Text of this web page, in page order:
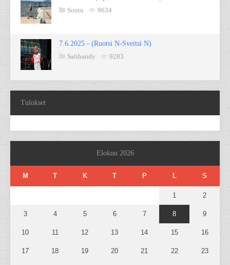
Soutu
9634
7.6.2025 - (Ruotsi N-Sveitsi N)
Salibandy
9283
Tulokset
Elokuu 2026
M T K T P L S
1 2
3 4 5 6 7 8 9
10 11 12 13 14 15 16
17 18 19 20 21 22 23